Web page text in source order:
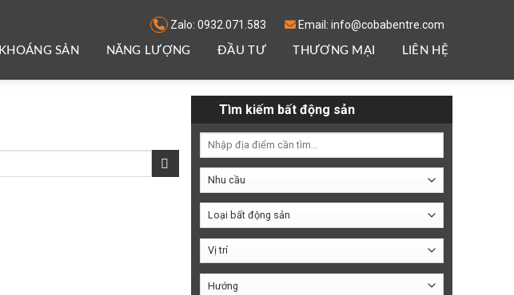
Zalo: 0932.071.583 Email: info@cobabentre.com
KHOÁNG SẢN NĂNG LƯỢNG ĐẦU TƯ THƯƠNG MẠI LIÊN HỆ
Tìm kiếm bất động sản